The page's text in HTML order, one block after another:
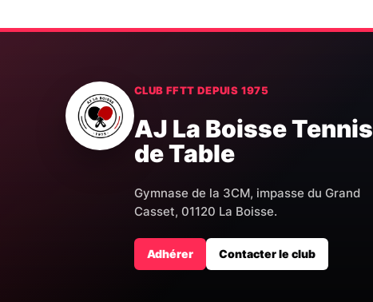
CLUB FFTT DEPUIS 1975
AJ La Boisse Tennis
de Table
Gymnase de la 3CM, impasse du Grand
Casset, 01120 La Boisse.
Adhérer Contacter le club